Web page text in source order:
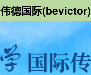
伟德国际